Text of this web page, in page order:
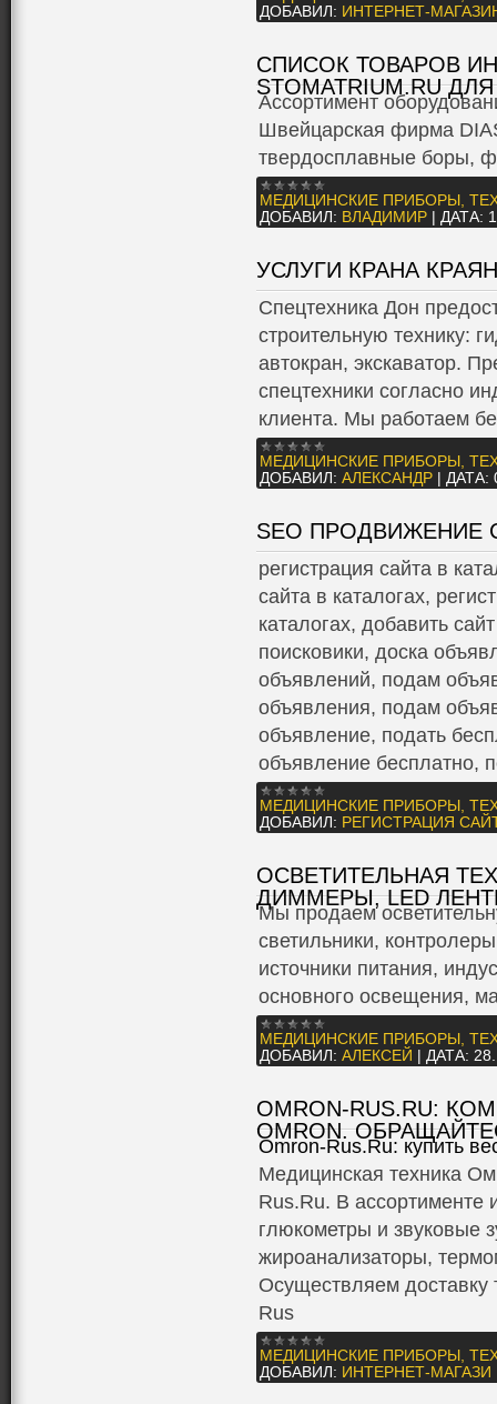
ДОБАВИЛ: ИНТЕРНЕТ-МАГАЗИН
СПИСОК ТОВАРОВ
STOMATRIUM.RU
Ассортимент
Швейцарская фирма
твердосплавные боры,
МЕДИЦИНСКИЕ ПРИБОРЫ,
ДОБАВИЛ: ВЛАДИМИР ДАТА:
УСЛУГИ КРАНА
Спецтехника Дон
строительную технику:
автокран, экскаватор.
спецтехники согласно
клиента. Мы работаем
МЕДИЦИНСКИЕ ПРИБОРЫ,
ДОБАВИЛ: АЛЕКСАНДР ДАТА:
SEO ПРОДВИЖЕНИЕ
регистрация сайта в
сайта в каталогах,
каталогах, добавить
поисковики, доска
объявлений, подам
объявления, подам
объявление, подать
объявление бесплатно,
МЕДИЦИНСКИЕ ПРИБОРЫ,
ДОБАВИЛ: РЕГИСТРАЦИЯ
ОСВЕТИТЕЛЬНАЯ
ДИММЕРЫ, LED
Мы продаем
светильники,
источники питания,
основного освещения,
МЕДИЦИНСКИЕ ПРИБОРЫ,
ДОБАВИЛ: АЛЕКСЕЙ ДАТА:
OMRON-RUS.RU:
OMRON.
Omron-Rus.Ru: купить
Медицинская техника
Rus.Ru. В ассортименте
глюкометры и звуковые
жироанализаторы,
Осуществляем доставку
Rus
МЕДИЦИНСКИЕ ПРИБОРЫ,
ДОБАВИЛ: ИНТЕРНЕТ-МАГАЗИ